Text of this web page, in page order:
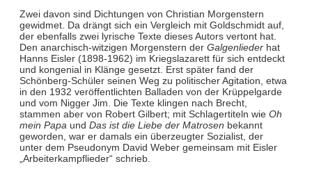
Zwei davon sind Dichtungen von Christian Morgenstern
gewidmet. Da drängt sich ein Vergleich mit Goldschmidt auf,
der ebenfalls zwei lyrische Texte dieses Autors vertont hat.
Den anarchisch-witzigen Morgenstern der Galgenliederhat
Hanns Eisler (1898-1962) im Kriegslazarett für sich entdeckt
und kongenial in Klänge gesetzt. Erst später fand der
Schönberg-Schüler seinen Weg zu politischer Agitation, etwa
in den 1932 veröffentlichten Balladen von der Krüppelgarde
und vom Nigger Jim. Die Texte klingen nach Brecht,
stammen aber von Robert Gilbert; mit Schlagertiteln wie Oh
mein Papaund Das ist die Liebe der Matrosen bekannt
geworden, war er damals ein überzeugter Sozialist, der
unter dem Pseudonym David Weber gemeinsam mit Eisler
„Arbeiterkampflieder“ schrieb.